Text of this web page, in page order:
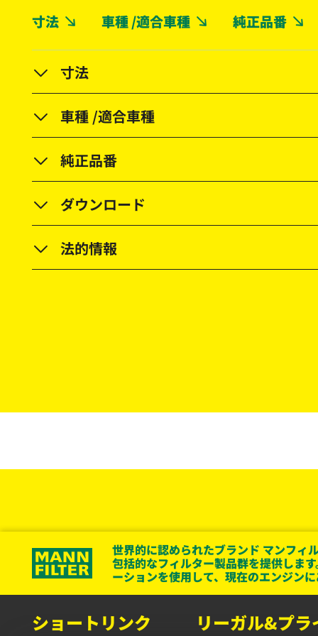
寸法 車種 /適合車種 純正品番
寸法
車種 /適合車種
純正品番
ダウンロード
法的情報
世界的に認められたブランド マンフィ
包括的なフィルター製品群を提供しま
ーションを使用して、現在のエンジン
ショートリンク リーガル&プラ